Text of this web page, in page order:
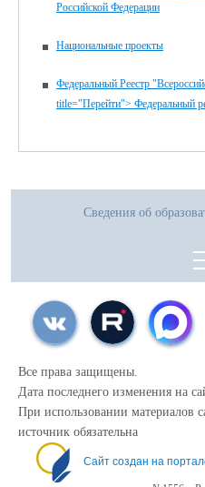
Российской Федерации
Национальные проекты
Федеральный Реестр
title="Перейти"> Федеральный
Сведения об
Все права защищены.
Дата последнего изменения на
При использовании материалов
источник обязательна
Сайт создан на